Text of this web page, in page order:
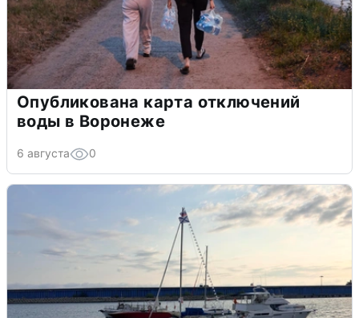
Опубликована карта отключений
воды в Воронеже
6 августа 0